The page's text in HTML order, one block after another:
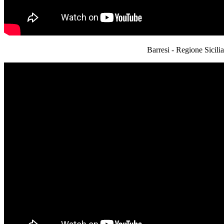
Barresi - Regione